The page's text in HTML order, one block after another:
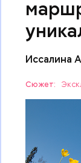
Иссалина
Сюжет:
Как
кольцо»
СПОРТ